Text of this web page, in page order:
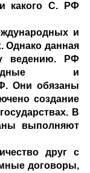
какого С. РФ
и
Однако данная
ведению. РФ
и
Они обязаны
создание
В
выполняют
друг с
договоры,